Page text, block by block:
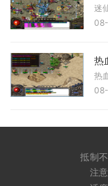
热
抵制
注